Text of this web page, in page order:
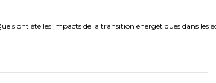
ont été les impacts de la transition énergétiques dans les